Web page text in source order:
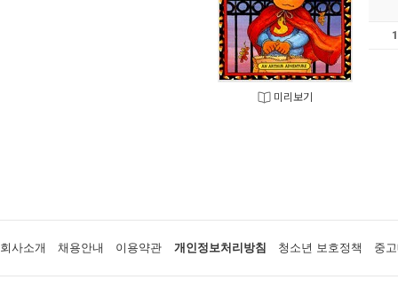
미리보기
회사소개 채용안내 이용약관 개인정보처리방침 청소년 보호정책 중